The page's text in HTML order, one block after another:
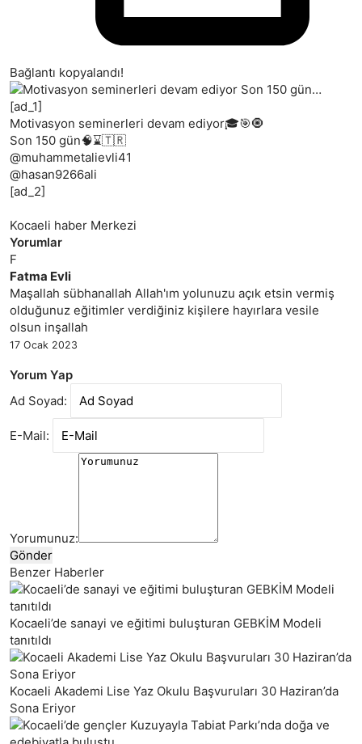
Bağlantı kopyalandı!
[ad_1]
Motivasyon seminerleri devam ediyor🎓🎯🧿
Son 150 gün🧠⌛🇹🇷
@muhammetalievli41
@hasan9266ali
[ad_2]
Kocaeli haber Merkezi
Yorumlar
F
Fatma Evli
Maşallah sübhanallah Allah'ım yolunuzu açık etsin vermiş
olduğunuz eğitimler verdiğiniz kişilere hayırlara vesile
olsun inşallah
17 Ocak 2023
Yorum Yap
Ad Soyad:
E-Mail:
Yorumunuz:
Gönder
Benzer Haberler
Kocaeli’de sanayi ve eğitimi buluşturan GEBKİM Modeli
tanıtıldı
Kocaeli Akademi Lise Yaz Okulu Başvuruları 30 Haziran’da
Sona Eriyor